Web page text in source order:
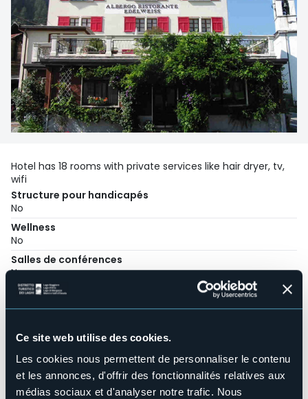
Ce site web utilise des cookies.
Les cookies nous permettent de personnaliser le contenu
et les annonces, d'offrir des fonctionnalités relatives aux
médias sociaux et d'analyser notre trafic. Nous
Hotel has 18 rooms with private services like hair dryer, tv,
wifi
Structure pour handicapés
No
Wellness
No
Salles de conférences
No
Piscine
No
No
Nombres de chambres
Nombres de lits